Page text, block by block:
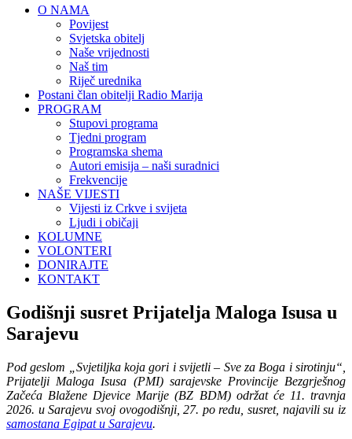
O NAMA
Povijest
Svjetska obitelj
Naše vrijednosti
Naš tim
Riječ urednika
Postani član obitelji Radio Marija
PROGRAM
Stupovi programa
Tjedni program
Programska shema
Autori emisija – naši suradnici
Frekvencije
NAŠE VIJESTI
Vijesti iz Crkve i svijeta
Ljudi i običaji
KOLUMNE
VOLONTERI
DONIRAJTE
KONTAKT
Godišnji susret Prijatelja Maloga Isusa u
Sarajevu
Pod geslom „Svjetiljka koja gori i svijetli – Sve za Boga i sirotinju“,
Prijatelji Maloga Isusa (PMI) sarajevske Provincije Bezgrješnog
Začeća Blažene Djevice Marije (BZ BDM) održat će 11. travnja
2026. u Sarajevu svoj ovogodišnji, 27. po redu, susret, najavili su iz
samostana Egipat u Sarajevu.